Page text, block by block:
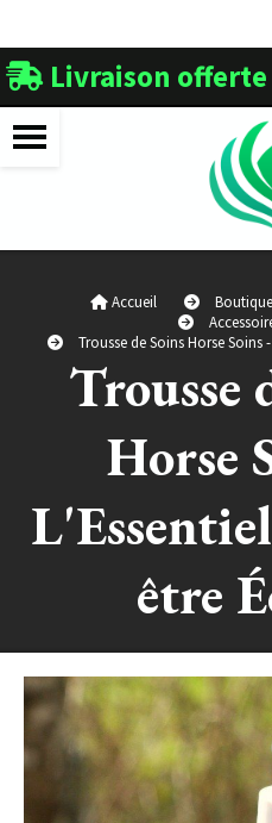
 Livraison
Accueil Boutique
Trousse de Soins Horse Soins
Trousse de Soins
Horse
être